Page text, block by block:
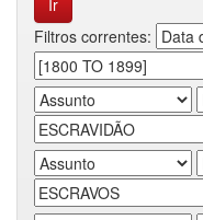
Filtros correntes: